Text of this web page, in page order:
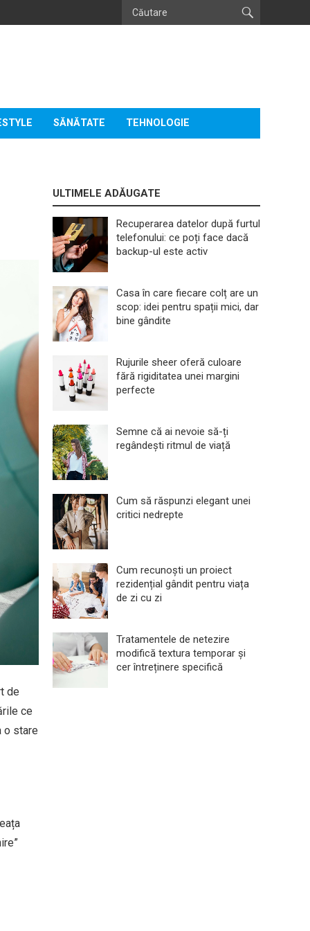
SĂNĂTATE TEHNOLOGIE
de
ce
o stare
ULTIMELE ADĂUGATE
Recuperarea datelor după furtul
telefonului: ce poți face dacă
backup-ul este activ
Casa în care fiecare colț are un
scop: idei pentru spații mici, dar
bine gândite
Rujurile sheer oferă culoare
fără rigiditatea unei margini
perfecte
Semne că ai nevoie să-ți
regândești ritmul de viață
Cum să răspunzi elegant unei
critici nedrepte
Cum recunoști un proiect
rezidențial gândit pentru viața
de zi cu zi
Tratamentele de netezire
modifică textura temporar și
cer întreținere specifică